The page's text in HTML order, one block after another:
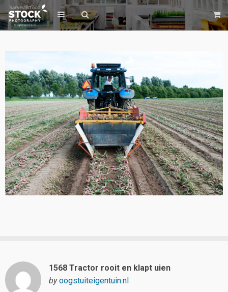
1568 Tractor rooit en klapt uien
by oogstuiteigentuin.nl